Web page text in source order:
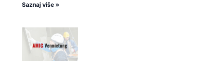
Saznaj više »